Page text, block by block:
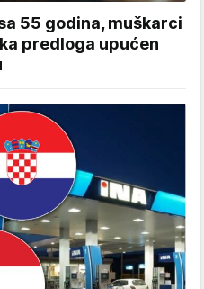
55 godina, muškarci
predloga upućen